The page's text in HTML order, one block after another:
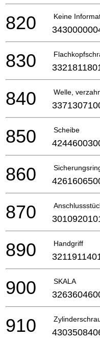
Keine
820
830
Welle,
840
Scheibe
850
860
870
Handgriff
890
SKALA
900
910